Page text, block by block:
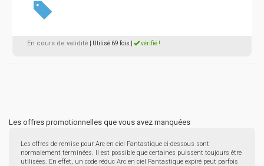
En cours de validité | Utilisé 69 fois vérifié !
Les offres promotionnelles que vous avez manquées
Les offres de remise pour Arc en ciel Fantastique ci-dessous sont
normalement terminées. Il est possible que certaines puissent toujours être
utilisées. En effet, un code réduc Arc en ciel Fantastique expiré peut parfois